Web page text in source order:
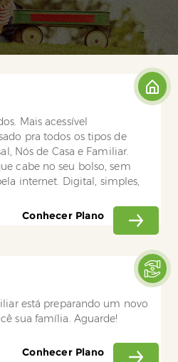
Mais acessível
pra todos os tipos de
Nós de Casa e Familiar.
cabe no seu bolso, sem
internet. Digital, simples,
Conhecer Plano
está preparando um novo
sua família. Aguarde!
Conhecer Plano